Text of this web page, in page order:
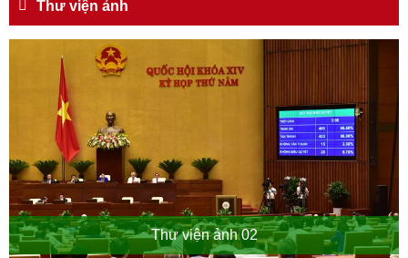
Thư viện ảnh
Thư viện ảnh 02